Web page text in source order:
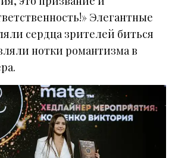
Элегантные
сердца зрителей биться
нотки романтизма в